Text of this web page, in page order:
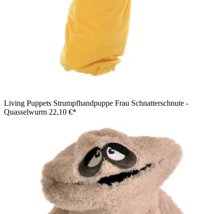
Living Puppets Strumpfhandpuppe Frau Schnatterschnute -
Quasselwurm 22,10 €*